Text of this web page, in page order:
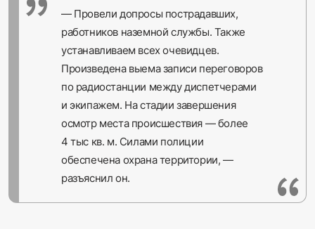
— Провели допросы пострадавших,
работников наземной службы. Также
устанавливаем всех очевидцев.
Произведена выема записи переговоров
по радиостанции между диспетчерами
и экипажем. На стадии завершения
осмотр места происшествия — более
4 тыс кв. м. Силами полиции
обеспечена охрана территории, —
разъяснил он.